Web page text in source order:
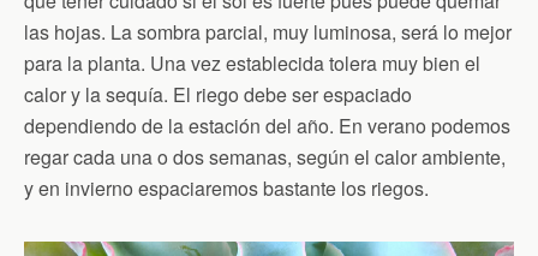
las hojas. La sombra parcial, muy luminosa, será lo mejor
para la planta. Una vez establecida tolera muy bien el
calor y la sequía. El riego debe ser espaciado
dependiendo de la estación del año. En verano podemos
regar cada una o dos semanas, según el calor ambiente,
y en invierno espaciaremos bastante los riegos.